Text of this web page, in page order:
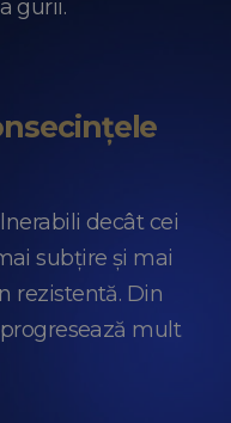
gurii.
decât cei
subțire și mai
rezistentă. Din
mult